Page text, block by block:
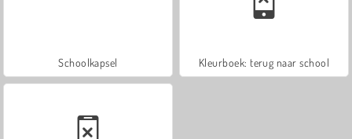
Schoolkapsel Kleurboek: terug naar school